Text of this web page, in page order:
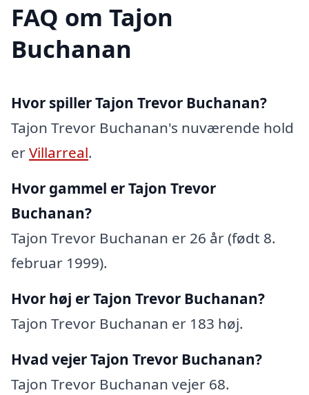
FAQ om Tajon
Buchanan
Hvor spiller Tajon Trevor Buchanan?
Tajon Trevor Buchanan's nuværende hold
erVillarreal.
Hvor gammel er Tajon Trevor
Buchanan?
Tajon Trevor Buchanan er 26 år (født 8.
februar 1999).
Hvor høj er Tajon Trevor Buchanan?
Tajon Trevor Buchanan er 183 høj.
Hvad vejer Tajon Trevor Buchanan?
Tajon Trevor Buchanan vejer 68.